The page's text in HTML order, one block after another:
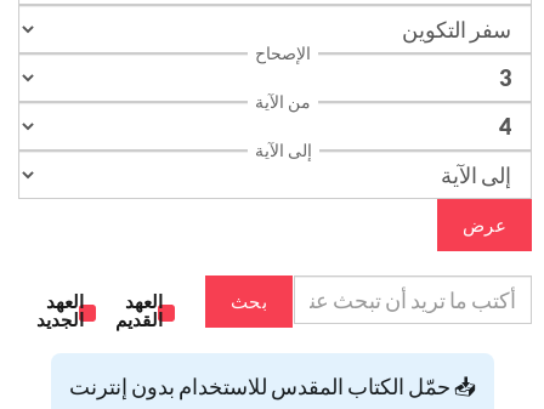
الإصحاح
من الآية
إلى الآية
عرض
بحث
العهد
القديم
العهد
الجديد
📥 حمّل الكتاب المقدس للاستخدام بدون إنترنت